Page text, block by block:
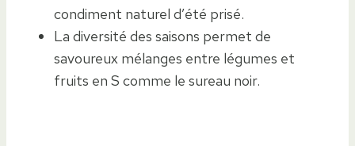
condiment naturel d’été prisé.
La diversité des saisons permet de
savoureux mélanges entre légumes et
fruits en S comme le sureau noir.